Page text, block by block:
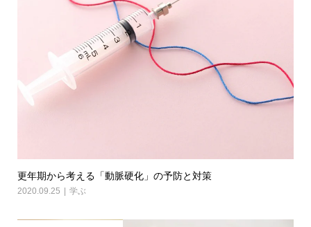
更年期から考える「動脈硬化」の予防と対策
2020.09.25 学ぶ